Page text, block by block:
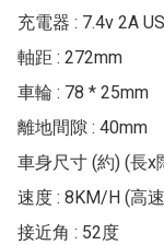
充電器 : 7.4v 2A
軸距 : 272mm
車輪 : 78 * 25mm
離地間隙 : 40mm
車身尺寸 (約) (長x
速度 : 8KM/H (高
接近角 : 52度